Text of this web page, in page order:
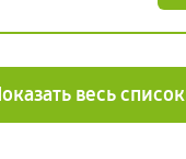
весь список